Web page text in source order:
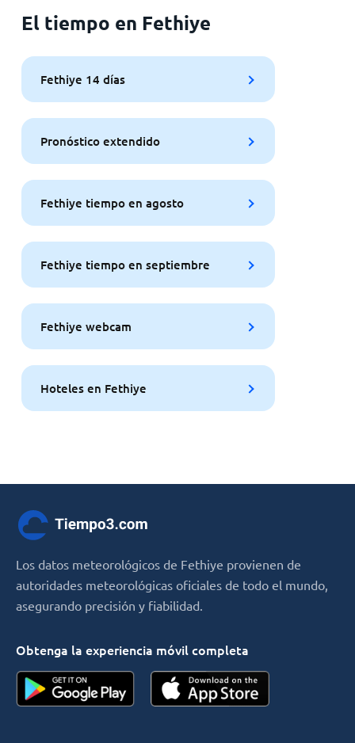
El tiempo en Fethiye
Fethiye 14 días
Pronóstico extendido
Fethiye tiempo en agosto
Fethiye tiempo en septiembre
Fethiye webcam
Hoteles en Fethiye
Los datos meteorológicos de Fethiye provienen de
autoridades meteorológicas oficiales de todo el mundo,
asegurando precisión y fiabilidad.
Obtenga la experiencia móvil completa